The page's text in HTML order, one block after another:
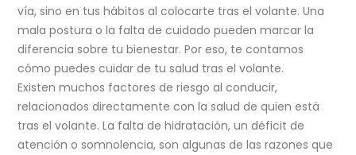
vía, sino en tus hábitos al colocarte tras el volante. Una
mala postura o la falta de cuidado pueden marcar la
diferencia sobre tu bienestar. Por eso, te contamos
cómo puedes cuidar de tu salud tras el volante.
Existen muchos factores de riesgo al conducir,
relacionados directamente con la salud de quien está
tras el volante. La falta de hidratación, un déficit de
atención o somnolencia, son algunas de las razones que